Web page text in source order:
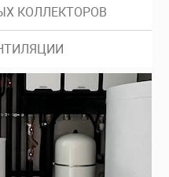
КОЛЛЕКТОРОВ